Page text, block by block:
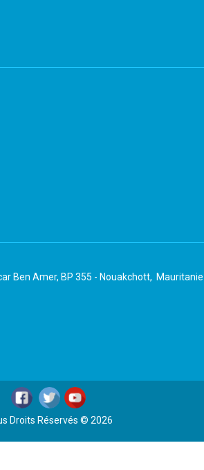
Ben Amer, BP 355 - Nouakchott,
Droits Réservés © 2026